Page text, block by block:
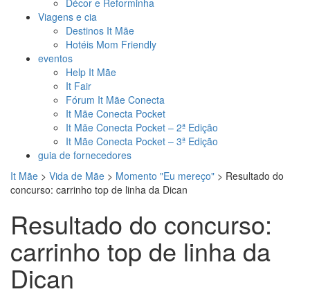
Décor e Reforminha
Viagens e cia
Destinos It Mãe
Hotéis Mom Friendly
eventos
Help It Mãe
It Fair
Fórum It Mãe Conecta
It Mãe Conecta Pocket
It Mãe Conecta Pocket – 2ª Edição
It Mãe Conecta Pocket – 3ª Edição
guia de fornecedores
It Mãe > Vida de Mãe > Momento "Eu mereço" > Resultado do
concurso: carrinho top de linha da Dican
Resultado do concurso:
carrinho top de linha da
Dican